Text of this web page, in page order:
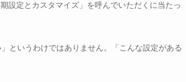
設定とカスタマイズ」を呼んでいただくに当たっ
というわけではありません。「こんな設定がある